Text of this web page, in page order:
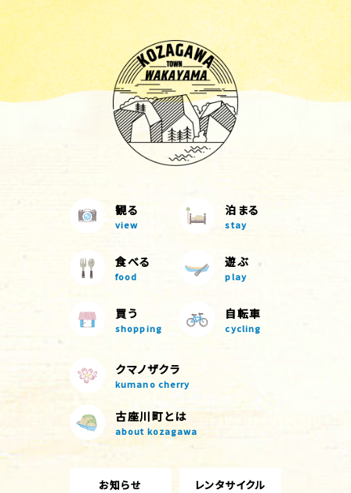
観る
view
泊まる
stay
食べる
food
遊ぶ
play
買う
shopping
自転車
cycling
クマノザクラ
kumano cherry
古座川町とは
about kozagawa
お知らせ レンタサイクル